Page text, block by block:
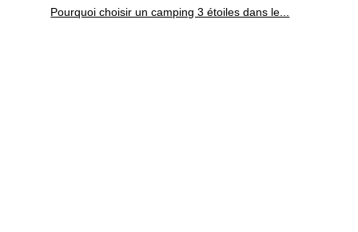
Pourquoi choisir un camping 3 étoiles dans le...